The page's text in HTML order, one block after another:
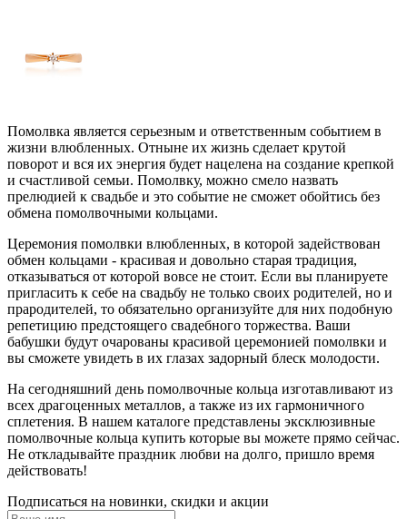
Помолвка является серьезным и ответственным событием в
жизни влюбленных. Отныне их жизнь сделает крутой
поворот и вся их энергия будет нацелена на создание крепкой
и счастливой семьи. Помолвку, можно смело назвать
прелюдией к свадьбе и это событие не сможет обойтись без
обмена помолвочными кольцами.
Церемония помолвки влюбленных, в которой задействован
обмен кольцами - красивая и довольно старая традиция,
отказываться от которой вовсе не стоит. Если вы планируете
пригласить к себе на свадьбу не только своих родителей, но и
прародителей, то обязательно организуйте для них подобную
репетицию предстоящего свадебного торжества. Ваши
бабушки будут очарованы красивой церемонией помолвки и
вы сможете увидеть в их глазах задорный блеск молодости.
На сегодняшний день помолвочные кольца изготавливают из
всех драгоценных металлов, а также из их гармоничного
сплетения. В нашем каталоге представлены эксклюзивные
помолвочные кольца купить которые вы можете прямо сейчас.
Не откладывайте праздник любви на долго, пришло время
действовать!
Подписаться на новинки, скидки и акции